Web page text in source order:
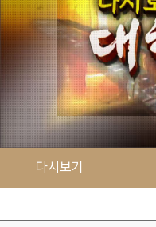
다시보기